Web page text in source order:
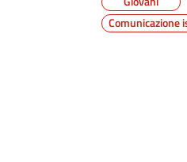
Comunicazione